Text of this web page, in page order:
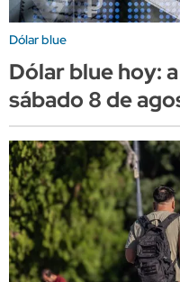
Dólar blue
Dólar blue hoy:
sábado 8 de